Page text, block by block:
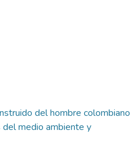
del hombre colombiano
del medio ambiente y